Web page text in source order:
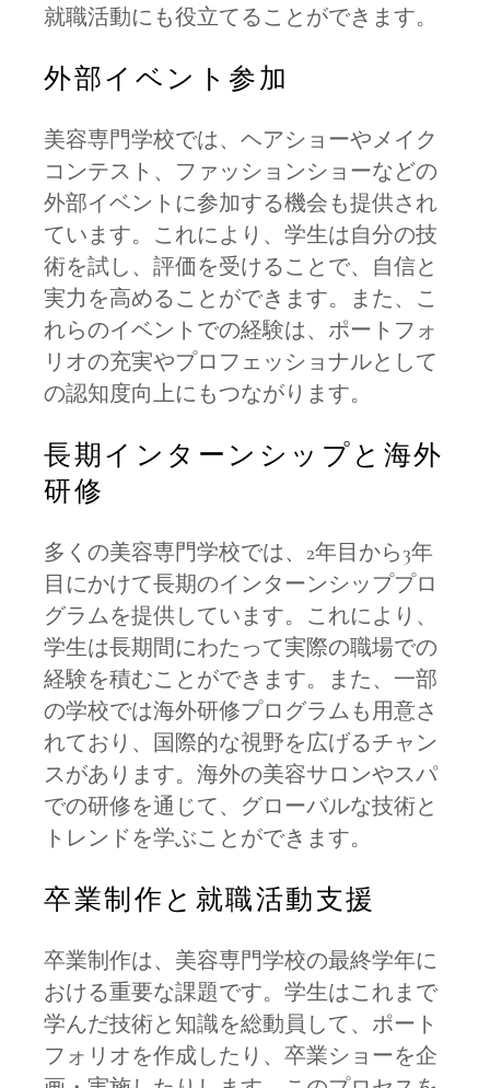
就職活動にも役立てることができます。
外部イベント参加
美容専門学校では、ヘアショーやメイク
コンテスト、ファッションショーなどの
外部イベントに参加する機会も提供され
ています。これにより、学生は自分の技
術を試し、評価を受けることで、自信と
実力を高めることができます。また、こ
れらのイベントでの経験は、ポートフォ
リオの充実やプロフェッショナルとして
の認知度向上にもつながります。
長期インターンシップと海外
研修
多くの美容専門学校では、2年目から3年
目にかけて長期のインターンシッププロ
グラムを提供しています。これにより、
学生は長期間にわたって実際の職場での
経験を積むことができます。また、一部
の学校では海外研修プログラムも用意さ
れており、国際的な視野を広げるチャン
スがあります。海外の美容サロンやスパ
での研修を通じて、グローバルな技術と
トレンドを学ぶことができます。
卒業制作と就職活動支援
卒業制作は、美容専門学校の最終学年に
おける重要な課題です。学生はこれまで
学んだ技術と知識を総動員して、ポート
フォリオを作成したり、卒業ショーを企